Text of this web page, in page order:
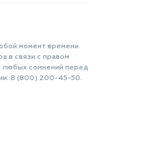
момент времени
в связи с правом
любых сомнений перед
8 (800) 200-45-50.